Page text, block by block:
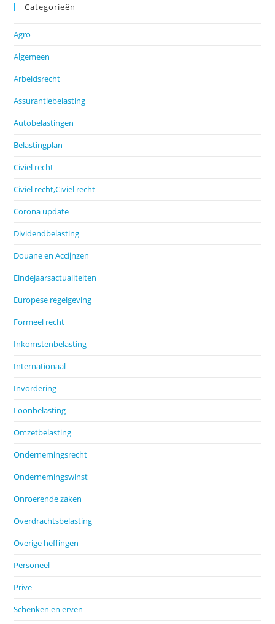
Categorieën
Agro
Algemeen
Arbeidsrecht
Assurantiebelasting
Autobelastingen
Belastingplan
Civiel recht
Civiel recht,Civiel recht
Corona update
Dividendbelasting
Douane en Accijnzen
Eindejaarsactualiteiten
Europese regelgeving
Formeel recht
Inkomstenbelasting
Internationaal
Invordering
Loonbelasting
Omzetbelasting
Ondernemingsrecht
Ondernemingswinst
Onroerende zaken
Overdrachtsbelasting
Overige heffingen
Personeel
Prive
Schenken en erven